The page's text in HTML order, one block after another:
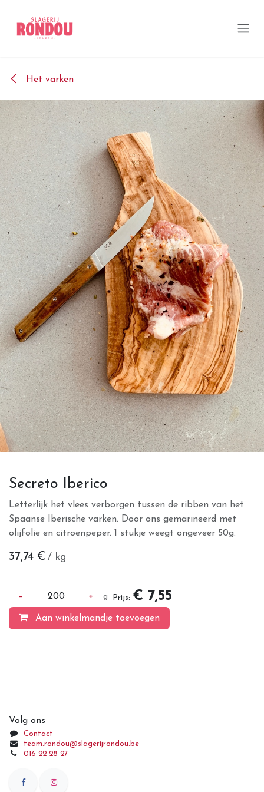
Het varken
Secreto Iberico
Letterlijk het vlees verborgen tussen de ribben van het
Spaanse Iberische varken. Door ons gemarineerd met
olijfolie en citroenpeper. 1 stukje weegt ongeveer 50g.
37,74 € / kg
Aan winkelmandje toevoegen
− 200 + g Prijs: € 7,55
Volg ons
Contact
team.rondou@slagerijrondou.be
016 22 28 27